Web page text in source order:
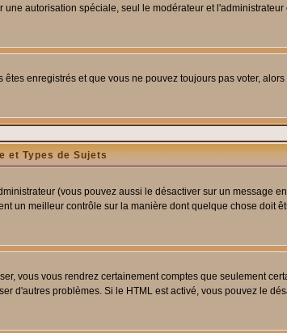
autorisation spéciale, seul le modérateur et
enregistrés et que vous ne pouvez toujours pas voter,
et Types de Sujets
(vous pouvez aussi le désactiver sur un message
un meilleur contrôle sur la manière dont quelque chose doit
vous vous rendrez certainement comptes que seulement
d'autres problèmes. Si le HTML est activé, vous pouvez le